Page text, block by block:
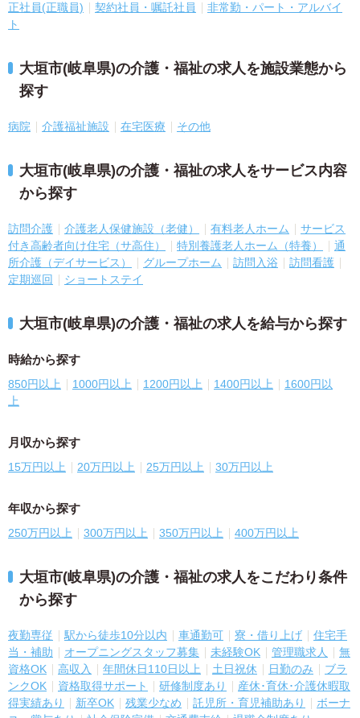
正社員(正職員) 契約社員・嘱託社員
非常勤・パート・アルバイ
ト
大垣市(岐阜県)の介護・福祉の求人を施設業態から
探す
病院 介護福祉施設 在宅医療 その他
大垣市(岐阜県)の介護・福祉の求人をサービス内容
から探す
訪問介護 介護老人保健施設（老健） 有料老人ホーム
サービス
付き高齢者向け住宅（サ高住）
特別養護老人ホーム（特養）
通
所介護（デイサービス）
グループホーム 訪問入浴
訪問看護
定期巡回
ショートステイ
大垣市(岐阜県)の介護・福祉の求人を給与から探す
時給から探す
850円以上 1000円以上 1200円以上 1400円以上
1600円以
上
月収から探す
15万円以上 20万円以上 25万円以上 30万円以上
年収から探す
250万円以上 300万円以上 350万円以上 400万円以上
大垣市(岐阜県)の介護・福祉の求人をこだわり条件
から探す
夜勤専従 駅から徒歩10分以内 車通勤可 寮・借り上げ
住宅手
当・補助
オープニングスタッフ募集 未経験OK 管理職求人
無
資格OK
高収入 年間休日110日以上 土日祝休 日勤のみ
ブラ
ンクOK
資格取得サポート 研修制度あり
産休･育休･介護休暇取
得実績あり
新卒OK 残業少なめ 託児所・育児補助あり
ボーナ